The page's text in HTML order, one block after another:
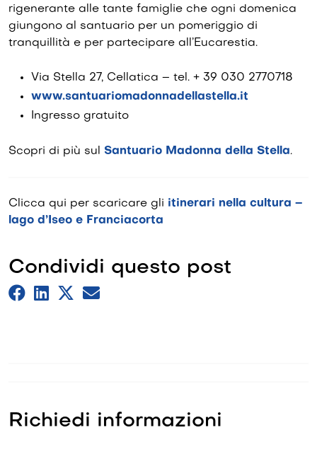
rigenerante alle tante famiglie che ogni domenica
giungono al santuario per un pomeriggio di
tranquillità e per partecipare all’Eucarestia.
Via Stella 27, Cellatica – tel. + 39 030 2770718
www.santuariomadonnadellastella.it
Ingresso gratuito
Scopri di più sul Santuario Madonna della Stella.
Clicca qui per scaricare gli itinerari nella cultura –
lago d’Iseo e Franciacorta
Condividi questo post
Richiedi informazioni